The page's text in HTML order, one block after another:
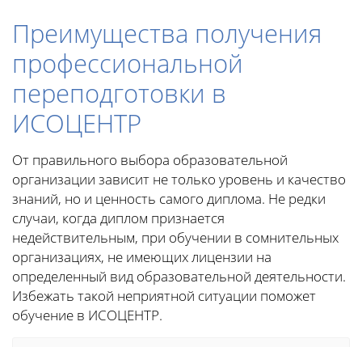
Преимущества получения
профессиональной
переподготовки в
ИСОЦЕНТР
От правильного выбора образовательной
организации зависит не только уровень и качество
знаний, но и ценность самого диплома. Не редки
случаи, когда диплом признается
недействительным, при обучении в сомнительных
организациях, не имеющих лицензии на
определенный вид образовательной деятельности.
Избежать такой неприятной ситуации поможет
обучение в ИСОЦЕНТР.